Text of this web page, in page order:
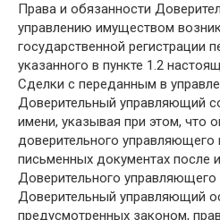
Права и обязанности
управлению имуществом
государственной регистрации
указанного в пункте 1.2
Сделки с переданным в
Доверительный управляющий
имени, указывая при этом, что
доверительного
письменных документах после
Доверительного управляющего
Доверительный управляющий
предусмотренных законом,